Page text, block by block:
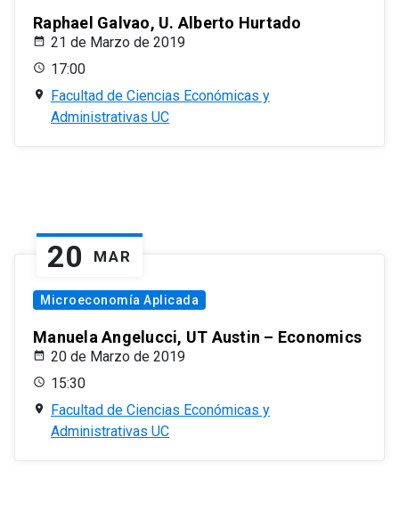
Raphael Galvao, U. Alberto Hurtado
21 de Marzo de 2019
17:00
Facultad de Ciencias Económicas y
Administrativas UC
20 MAR
Microeconomía Aplicada
Manuela Angelucci, UT Austin – Economics
20 de Marzo de 2019
15:30
Facultad de Ciencias Económicas y
Administrativas UC